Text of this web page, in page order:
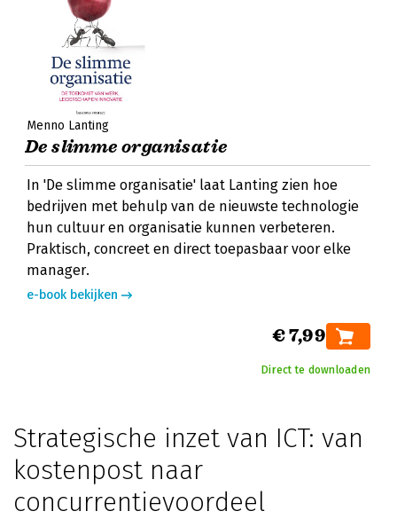
Menno Lanting
De slimme organisatie
In 'De slimme organisatie' laat Lanting zien hoe
bedrijven met behulp van de nieuwste technologie
hun cultuur en organisatie kunnen verbeteren.
Praktisch, concreet en direct toepasbaar voor elke
manager.
e-book bekijken
€ 7,99
Direct te downloaden
Strategische inzet van ICT: van
kostenpost naar
concurrentievoordeel